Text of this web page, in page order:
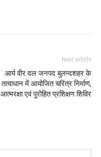
Next article
आर्य वीर दल जनपद बुलन्दशहर के
तत्वाधान में आयोजित चरित्र निर्माण,
आत्मरक्षा एवं पुरोहित प्रशिक्षण शिविर